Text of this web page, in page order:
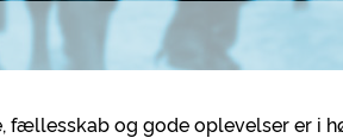
fællesskab og gode oplevelser er i